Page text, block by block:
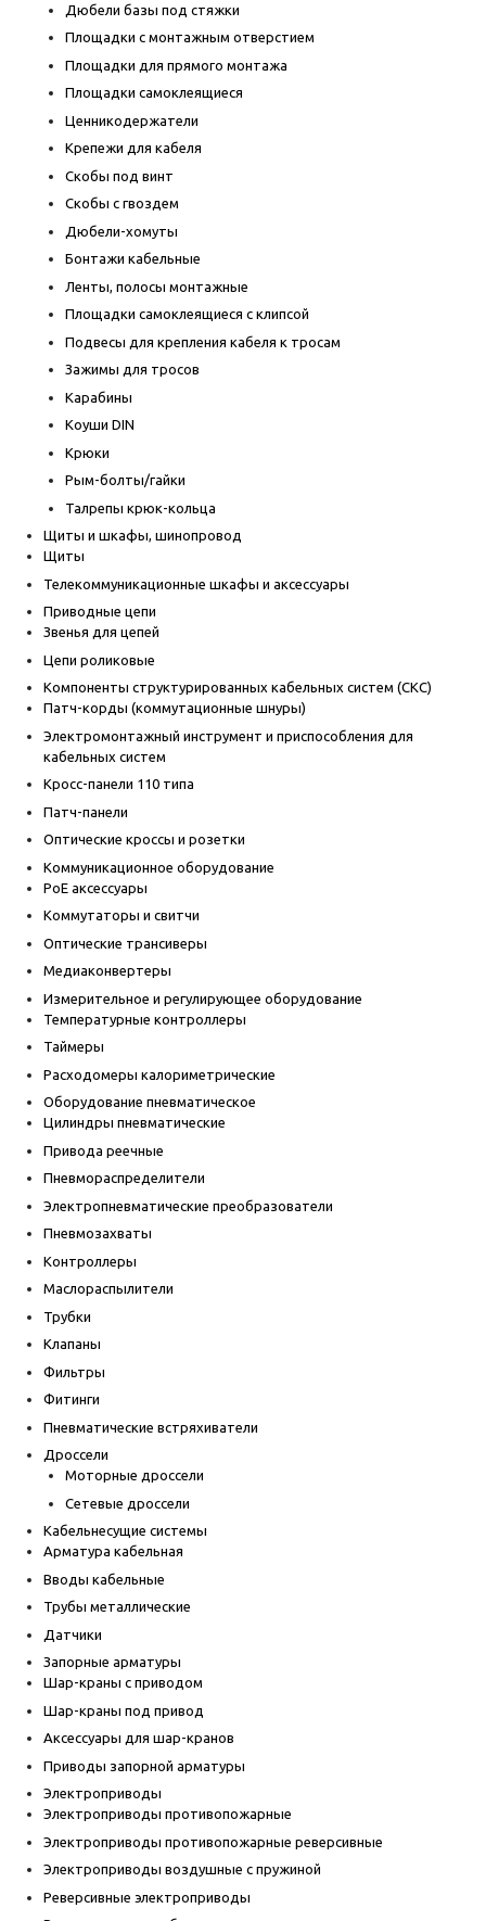
Дюбели базы под стяжки
Площадки с монтажным отверстием
Площадки для прямого монтажа
Площадки самоклеящиеся
Ценникодержатели
Крепежи для кабеля
Скобы под винт
Скобы с гвоздем
Дюбели-хомуты
Бонтажи кабельные
Ленты, полосы монтажные
Площадки самоклеящиеся с клипсой
Подвесы для крепления кабеля к тросам
Зажимы для тросов
Карабины
Коуши DIN
Крюки
Рым-болты/гайки
Талрепы крюк-кольца
Щиты и шкафы, шинопровод
Щиты
Телекоммуникационные шкафы и аксессуары
Приводные цепи
Звенья для цепей
Цепи роликовые
Компоненты структурированных кабельных систем (СКС)
Патч-корды (коммутационные шнуры)
Электромонтажный инструмент и приспособления для
кабельных систем
Кросс-панели 110 типа
Патч-панели
Оптические кроссы и розетки
Коммуникационное оборудование
PoE аксессуары
Коммутаторы и свитчи
Оптические трансиверы
Медиаконвертеры
Измерительное и регулирующее оборудование
Температурные контроллеры
Таймеры
Расходомеры калориметрические
Оборудование пневматическое
Цилиндры пневматические
Привода реечные
Пневмораспределители
Электропневматические преобразователи
Пневмозахваты
Контроллеры
Маслораспылители
Трубки
Клапаны
Фильтры
Фитинги
Пневматические встряхиватели
Дроссели
Моторные дроссели
Сетевые дроссели
Кабельнесущие системы
Арматура кабельная
Вводы кабельные
Трубы металлические
Датчики
Запорные арматуры
Шар-краны с приводом
Шар-краны под привод
Аксессуары для шар-кранов
Приводы запорной арматуры
Электроприводы
Электроприводы противопожарные
Электроприводы противопожарные реверсивные
Электроприводы воздушные с пружиной
Реверсивные электроприводы